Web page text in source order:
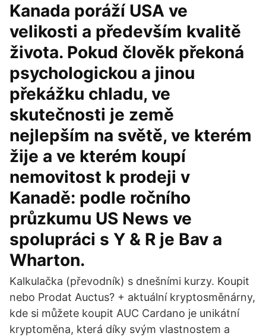
Kanada poráží USA ve
velikosti a především kvalitě
života. Pokud člověk překoná
psychologickou a jinou
překážku chladu, ve
skutečnosti je země
nejlepším na světě, ve kterém
žije a ve kterém koupí
nemovitost k prodeji v
Kanadě: podle ročního
průzkumu US News ve
spolupráci s Y & R je Bav a
Wharton.
Kalkulačka (převodník) s dnešními kurzy. Koupit
nebo Prodat Auctus? + aktuální kryptosměnárny,
kde si můžete koupit AUC Cardano je unikátní
kryptoměna, která díky svým vlastnostem a